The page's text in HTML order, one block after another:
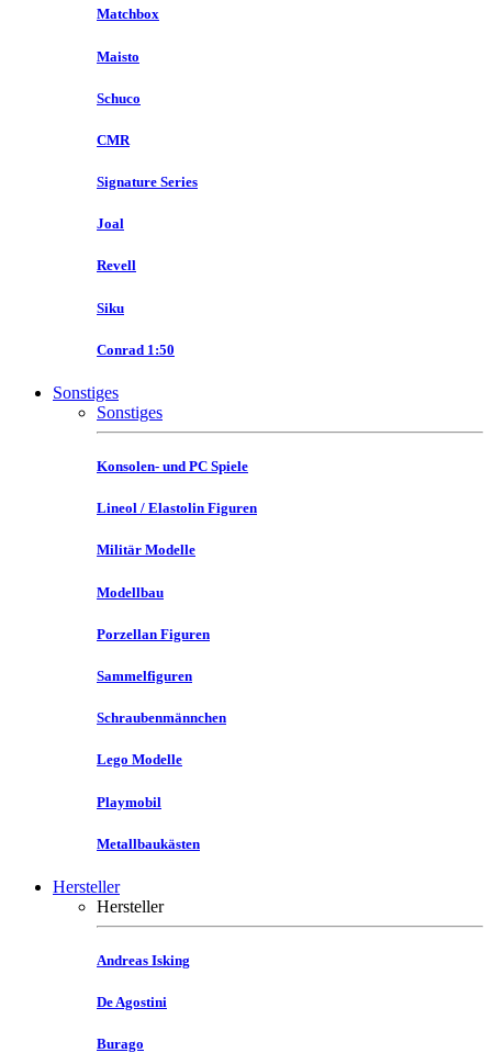
Matchbox
Maisto
Schuco
CMR
Signature Series
Joal
Revell
Siku
Conrad 1:50
Sonstiges
Sonstiges
Konsolen- und PC Spiele
Lineol / Elastolin Figuren
Militär Modelle
Modellbau
Porzellan Figuren
Sammelfiguren
Schraubenmännchen
Lego Modelle
Playmobil
Metallbaukästen
Hersteller
Hersteller
Andreas Isking
De Agostini
Burago